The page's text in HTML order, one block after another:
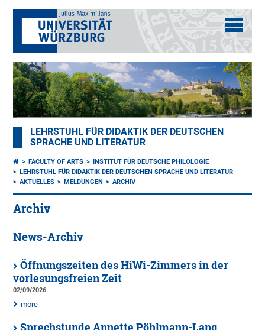
LEHRSTUHL FÜR DIDAKTIK DER DEUTSCHEN
SPRACHE UND LITERATUR
FACULTY OF ARTS
INSTITUT FÜR DEUTSCHE PHILOLOGIE
LEHRSTUHL FÜR DIDAKTIK DER DEUTSCHEN SPRACHE UND LITERATUR
AKTUELLES
MELDUNGEN ARCHIV
Archiv
News-Archiv
Öffnungszeiten des HiWi-Zimmers in der
vorlesungsfreien Zeit
02/09/2026
more